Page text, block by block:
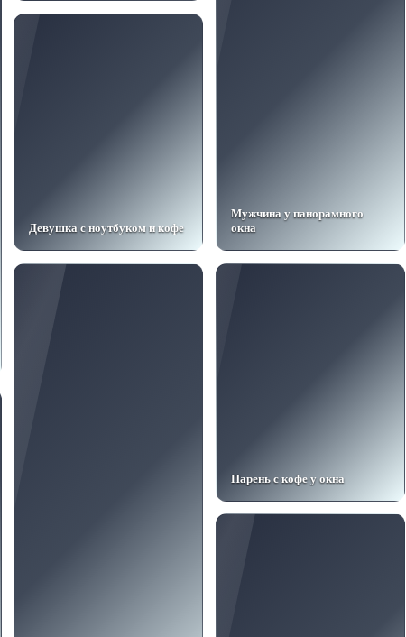
Мужчина у панорамного
окна
Девушка с ноутбуком и кофе
Парень с кофе у окна